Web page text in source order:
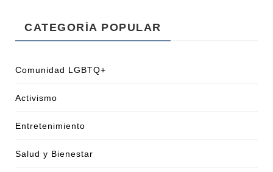
CATEGORÍA POPULAR
Comunidad LGBTQ+
Activismo
Entretenimiento
Salud y Bienestar
DISCRIMINACIÓN: EL ARRESTO